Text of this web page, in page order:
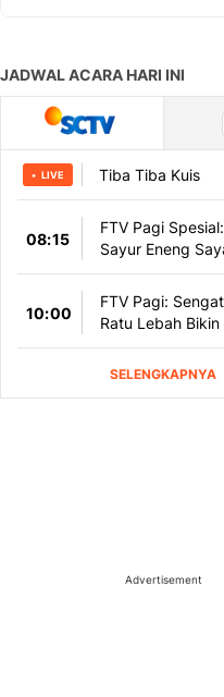
Advertisement